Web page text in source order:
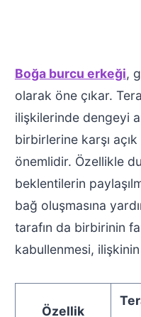
Boğa burcu erkeği,
olarak öne çıkar.
ilişkilerinde dengeyi
birbirlerine karşı
önemlidir. Özellikle
beklentilerin
bağ oluşmasına
tarafın da birbirinin
kabullenmesi,
Özellik